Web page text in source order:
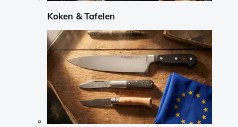
Koken & Tafelen